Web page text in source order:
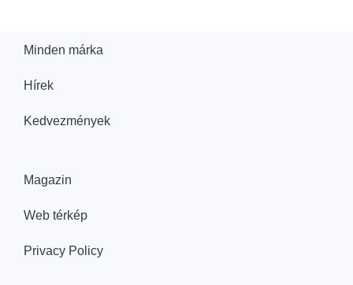
Minden márka
Hírek
Kedvezmények
Magazin
Web térkép
Privacy Policy